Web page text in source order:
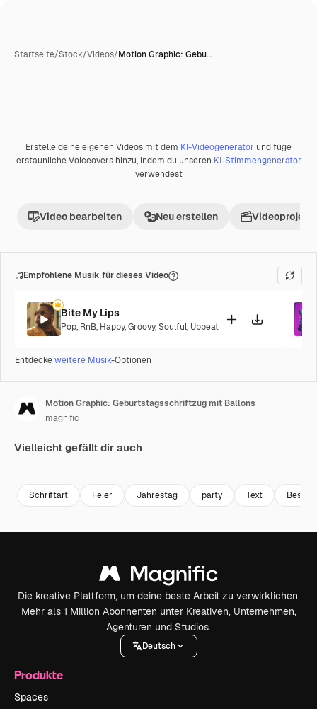
Startseite/Stock/Videos/Motion Graphic: Gebu…
Erstelle deine eigenen Videos mit dem KI-Videogenerator und füge
erstaunliche Voiceovers hinzu, indem du unseren KI-Stimmengenerator
verwendest
Video bearbeiten Neu erstellen Videoprojekt
Empfohlene Musik für dieses Video
Bite My Lips
Pop, RnB, Happy,Groovy,Soulful, Upbeat
Entdeckeweitere Musik-Optionen
Motion Graphic: Geburtstagsschriftzug mit Ballons
magnific
Vielleicht gefällt dir auch
Schriftart Feier Jahrestag party Text
Die kreative Plattform, um deine beste Arbeit zu verwirklichen.
Mehr als 1 Million Abonnenten unter Kreativen, Unternehmen,
Agenturen und Studios.
Deutsch
Produkte
Spaces